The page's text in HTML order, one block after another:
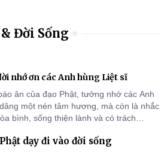
Đời Sống
nhớ ơn các Anh hùng Liệt sĩ
ân của đạo Phật, tưởng nhớ các Anh
một nén tâm hương, mà còn là nhắc
bình, sống thiện lành và có trách
dạy đi vào đời sống